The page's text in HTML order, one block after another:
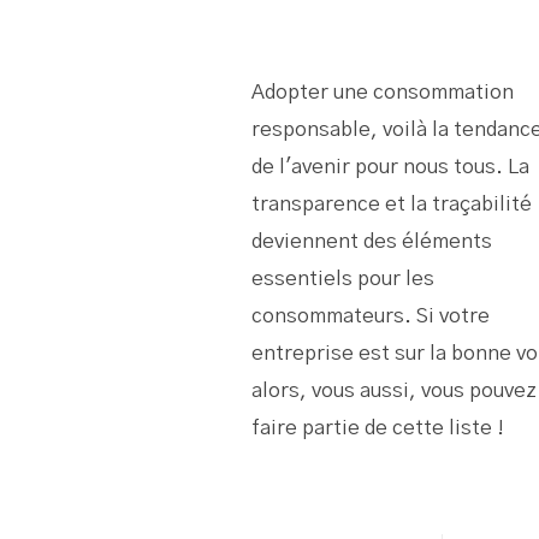
Adopter une consommation
responsable, voilà la
de l'avenir pour nous tous. La
transparence et la traçabilité
deviennent des éléments
essentiels pour les
consommateurs. Si votre
entreprise est sur la bonne
alors, vous aussi, vous pouvez
faire partie de cette liste !